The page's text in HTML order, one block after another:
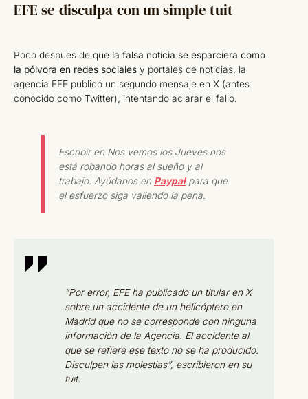
EFE se disculpa con un simple tuit
Poco después de que la falsa noticia se esparciera como
la pólvora en redes sociales y portales de noticias, la
agencia EFE publicó un segundo mensaje en X (antes
conocido como Twitter), intentando aclarar el fallo.
Escribir en Nos vemos los Jueves nos
está robando horas al sueño y al
trabajo. Ayúdanos en Paypalpara que
el esfuerzo siga valiendo la pena.
“Por error, EFE ha publicado un titular en X
sobre un accidente de un helicóptero en
Madrid que no se corresponde con ninguna
información de la Agencia. El accidente al
que se refiere ese texto no se ha producido.
Disculpen las molestias”, escribieron en su
tuit.